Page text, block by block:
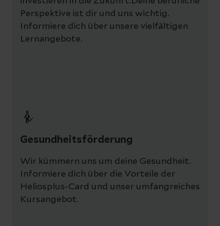
Perspektive ist dir und uns wichtig.
Informiere dich über unsere vielfältigen
Lernangebote.
Gesundheitsförderung
Wir kümmern uns um deine Gesundheit.
Informiere dich über die Vorteile der
Heliosplus-Card und unser umfangreiches
Kursangebot.